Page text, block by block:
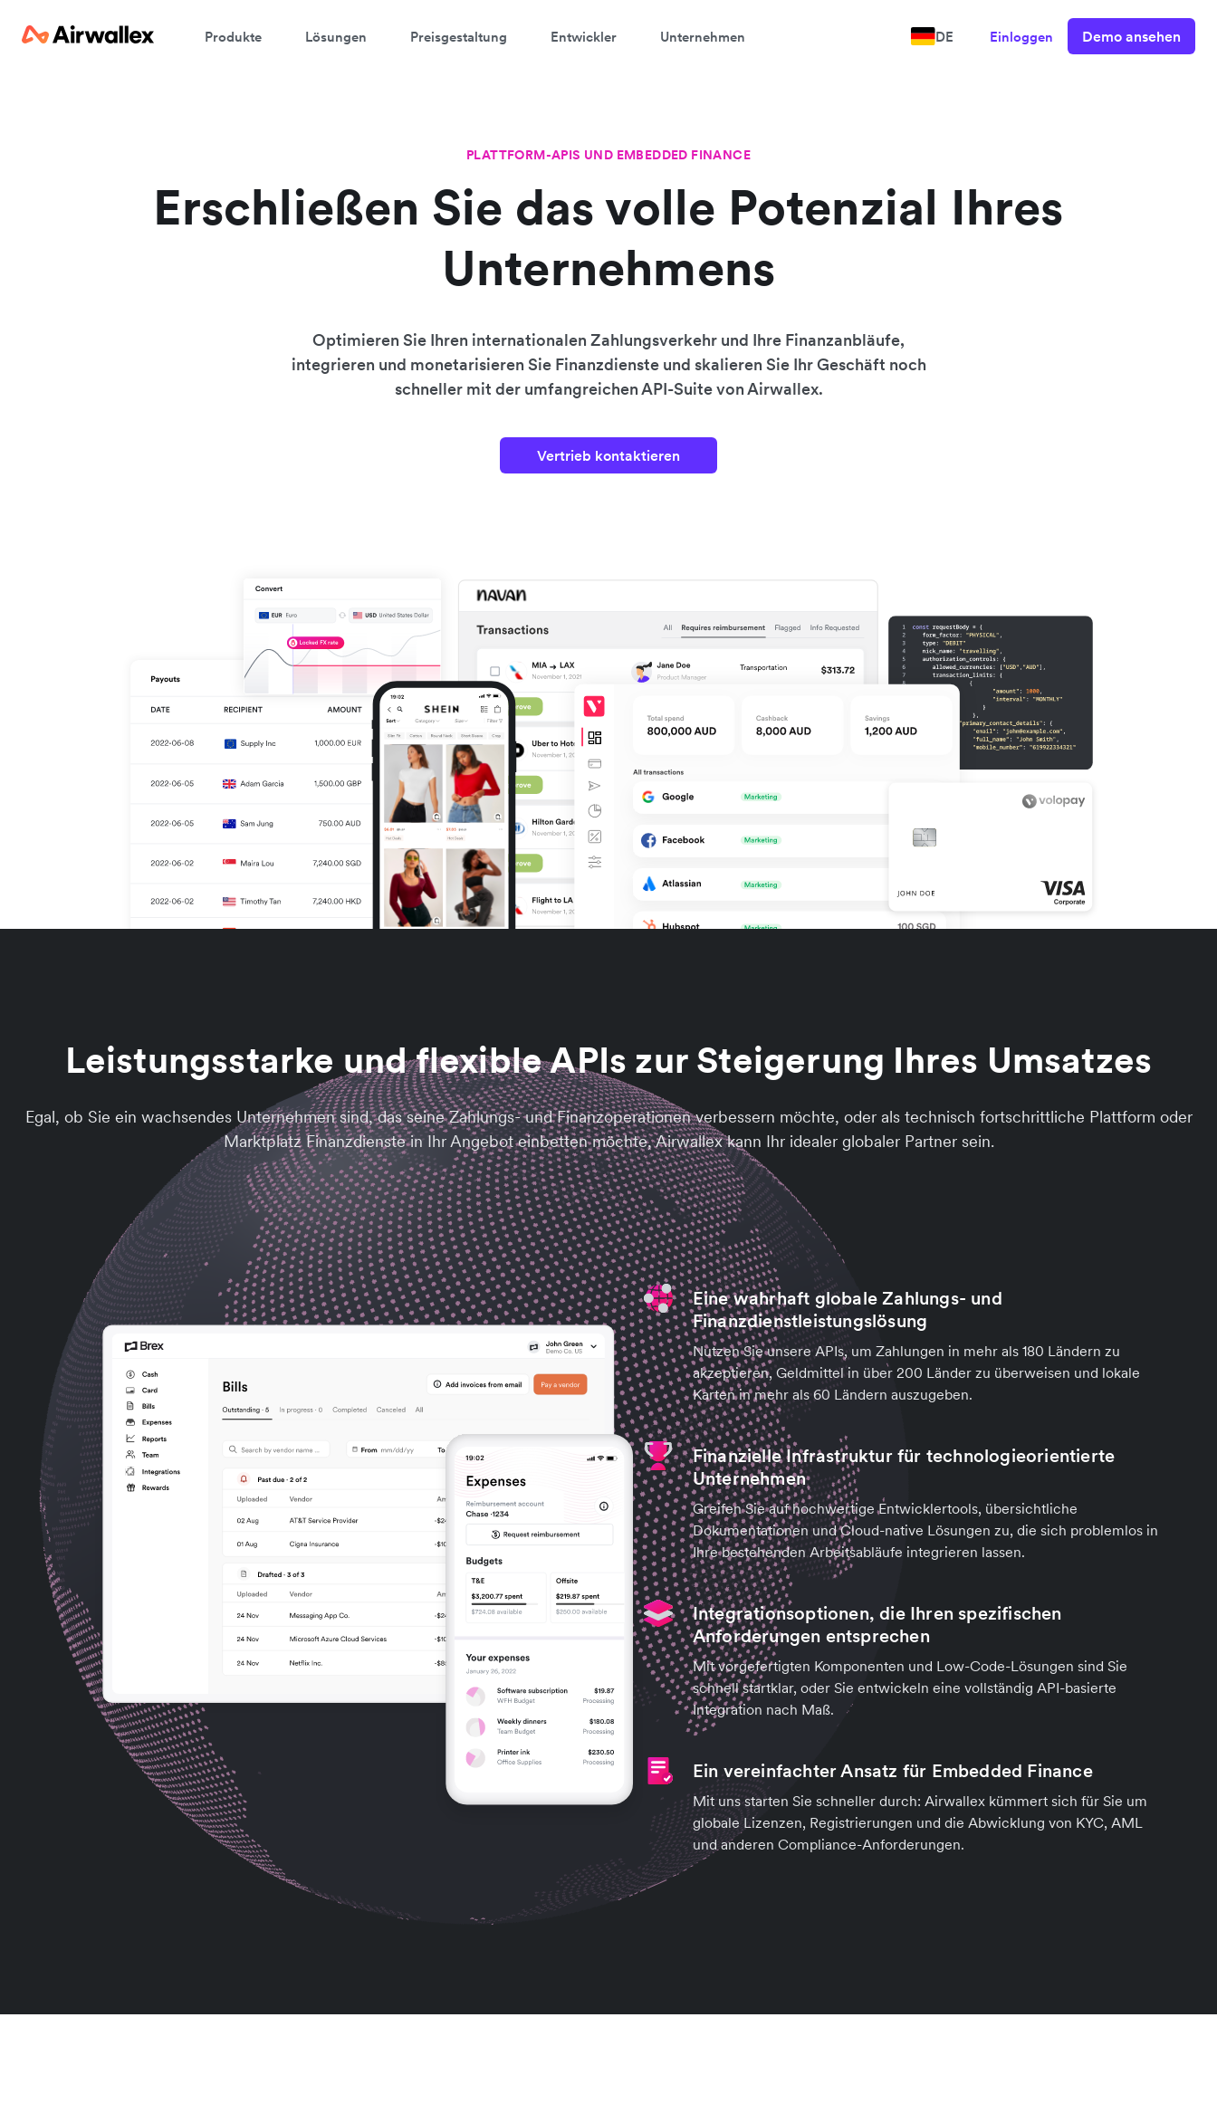
Produkte Lösungen Preisgestaltung Entwickler Unternehmen DE Einloggen Demo ansehen
PLATTFORM-APIS UND EMBEDDED FINANCE
Erschließen Sie das volle Potenzial Ihres
Unternehmens
Optimieren Sie Ihren internationalen Zahlungsverkehr und Ihre Finanzanbläufe,
integrieren und monetarisieren Sie Finanzdienste und skalieren Sie Ihr Geschäft noch
schneller mit der umfangreichen API-Suite von Airwallex.
Vertrieb kontaktieren
Leistungsstarke und flexible APIs zur Steigerung Ihres Umsatzes
Egal, ob Sie ein wachsendes Unternehmen sind, das seine Zahlungs- und Finanzoperationen verbessern möchte, oder als technisch fortschrittliche Plattform oder
Marktplatz Finanzdienste in Ihr Angebot einbetten möchte, Airwallex kann Ihr idealer globaler Partner sein.
Eine wahrhaft globale Zahlungs- und
Finanzdienstleistungslösung
Nutzen Sie unsere APIs, um Zahlungen in mehr als 180 Ländern zu
akzeptieren, Geldmittel in über 200 Länder zu überweisen und lokale
Karten in mehr als 60 Ländern auszugeben.
Finanzielle Infrastruktur für technologieorientierte
Unternehmen
Greifen Sie auf hochwertige Entwicklertools, übersichtliche
Dokumentationen und Cloud-native Lösungen zu, die sich problemlos in
Ihre bestehenden Arbeitsabläufe integrieren lassen.
Integrationsoptionen, die Ihren spezifischen
Anforderungen entsprechen
Mit vorgefertigten Komponenten und Low-Code-Lösungen sind Sie
schnell startklar, oder Sie entwickeln eine vollständig API-basierte
Integration nach Maß.
Ein vereinfachter Ansatz für Embedded Finance
Mit uns starten Sie schneller durch: Airwallex kümmert sich für Sie um
globale Lizenzen, Registrierungen und die Abwicklung von KYC, AML
und anderen Compliance-Anforderungen.